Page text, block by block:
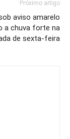
Próximo artigo
aviso amarelo
a chuva forte na
de sexta-feira